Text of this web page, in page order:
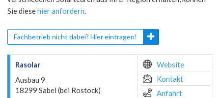
Sie diesehier anfordern.
Fachbetrieb nicht dabei? Hier eintragen!
Rasolar
Ausbau 9
18299 Sabel (bei Rostock)
Website
Kontakt
Anfahrt